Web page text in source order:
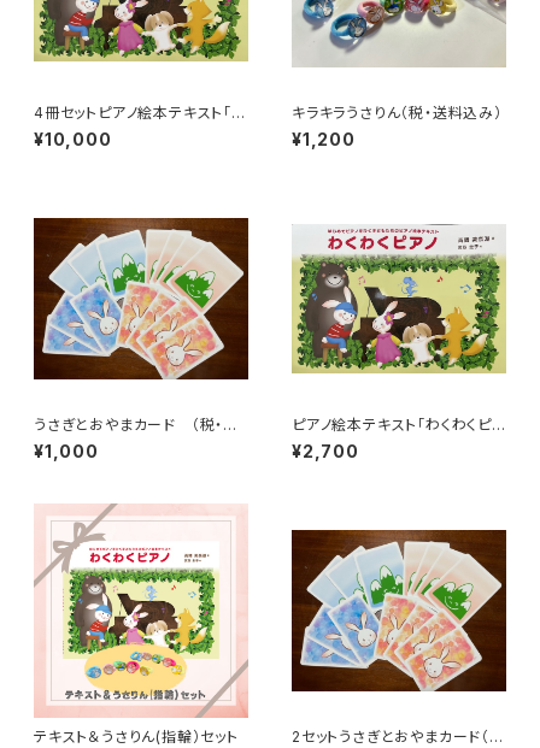
4冊セットピアノ絵本テキスト「わ
くわくピアノ」（税・送料込み）
¥10,000
キラキラうさりん（税・送料込み）
¥1,200
うさぎとおやまカード （税・送
料込み）
¥1,000
ピアノ絵本テキスト「わくわくピア
ノ」（税・送料込み）
¥2,700
テキスト＆うさりん(指輪）セット
2セットうさぎとおやまカード（先